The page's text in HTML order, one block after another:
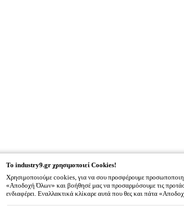
To industry9.gr χρησιμοποιεί Cookies!
Χρησιμοποιούμε cookies, για να σου προσφέρουμε
«Αποδοχή Όλων» και βοήθησέ μας να προσαρμόσουμε τις
ενδιαφέρει. Εναλλακτικά κλίκαρε αυτά που θες και πάτα